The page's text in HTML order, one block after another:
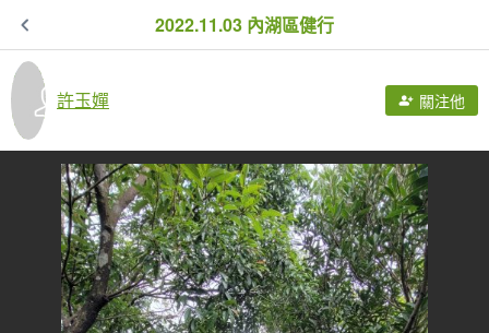
2022.11.03 內湖區健行
許玉嬋 關注他